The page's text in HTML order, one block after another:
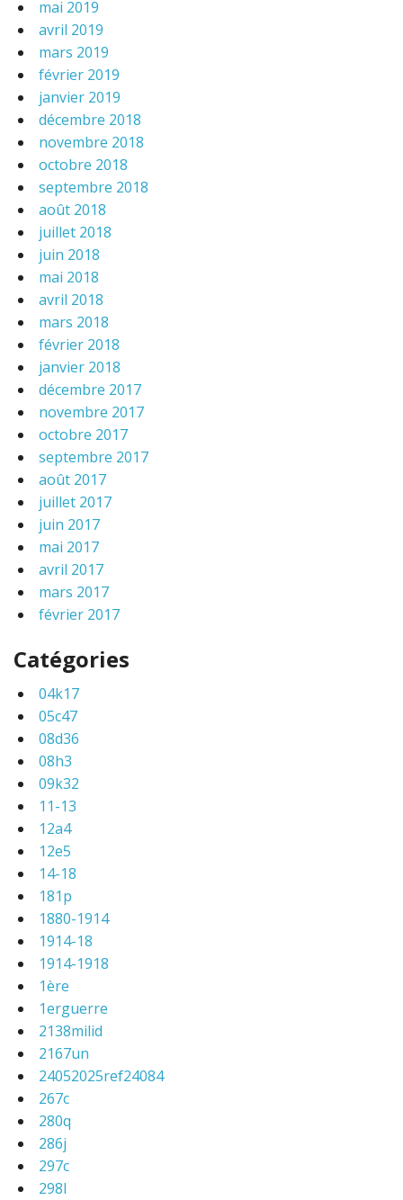
mai 2019
avril 2019
mars 2019
février 2019
janvier 2019
décembre 2018
novembre 2018
octobre 2018
septembre 2018
août 2018
juillet 2018
juin 2018
mai 2018
avril 2018
mars 2018
février 2018
janvier 2018
décembre 2017
novembre 2017
octobre 2017
septembre 2017
août 2017
juillet 2017
juin 2017
mai 2017
avril 2017
mars 2017
février 2017
Catégories
04k17
05c47
08d36
08h3
09k32
11-13
12a4
12e5
14-18
181p
1880-1914
1914-18
1914-1918
1ère
1erguerre
2138milid
2167un
24052025ref24084
267c
280q
286j
297c
298l